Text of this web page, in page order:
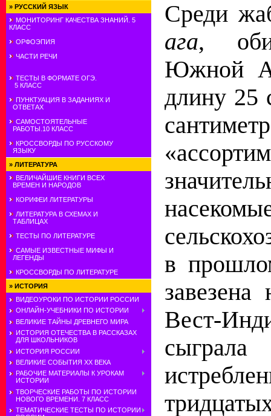
» РУССКИЙ ЯЗЫК
МОНИТОРИНГ КАЧЕСТВА ЗНАНИЙ. 5
КЛАСС
ОРФОЭПИЯ
ЧАСТИ РЕЧИ
ТЕСТЫ В ФОРМАТЕ ОГЭ.
5 КЛАСС
ПУНКТУАЦИЯ В ЗАДАНИЯХ И
ОТВЕТАХ
САМОСТОЯТЕЛЬНЫЕ
РАБОТЫ.10 КЛАСС
КРОССВОРДЫ ПО РУССКОМУ
ЯЗЫКУ
» ЛИТЕРАТУРА
ВЕЛИЧАЙШИЕ КНИГИ ВСЕХ
ВРЕМЕН И НАРОДОВ
КОРИФЕИ ЛИТЕРАТУРЫ
ЛИТЕРАТУРА В СХЕМАХ И
ТАБЛИЦАХ
ТЕСТЫ ПО ЛИТЕРАТУРЕ
САМЫЕ ИЗВЕСТНЫЕ МИФЫ И
ЛЕГЕНДЫ
КРОССВОРДЫ ПО ЛИТЕРАТУРЕ
» ИСТОРИЯ
ВИДЕОУРОКИ ПО ИСТОРИИ РОССИИ
ОНЛАЙН-УЧЕБНИКИ ПО ИСТОРИИ
ВЕЛИКИЕ ТАЙНЫ ДРЕВНЕГО МИРА
ИСТОРИЯ ОТЕЧЕСТВА В РАССКАЗАХ
ДЛЯ ШКОЛЬНИКОВ
ИСТОРИЯ РОССИИ
ВЕЛИКИЕ СОБЫТИЯ ХХ ВЕКА
РАБОЧИЕ МАТЕРИАЛЫ К УРОКАМ
ИСТОРИИ
ТВОРЧЕСКИЕ РАБОТЫ ПО ИСТОРИИ
НОВОГО ВРЕМЕНИ. 7 КЛАСС
ТЕМАТИЧЕСКИЕ ТЕСТЫ ПО ИСТОРИИ
Среди
ага,
Южной
длину 25
в
Вест-